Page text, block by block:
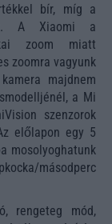
bír, míg a
A Xiaomi a
zoom miatt
zoomra vagyunk
majdnem
a Mi
szenzorok
előlapon egy 5
mosolyoghatunk
másodperc
rengeteg mód,